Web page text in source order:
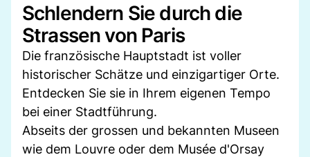
Schlendern Sie durch die
Strassen von Paris
Die französische Hauptstadt ist voller
historischer Schätze und einzigartiger Orte.
Entdecken Sie sie in Ihrem eigenen Tempo
bei einer Stadtführung.
Abseits der grossen und bekannten Museen
wie dem Louvre oder dem Musée d'Orsay